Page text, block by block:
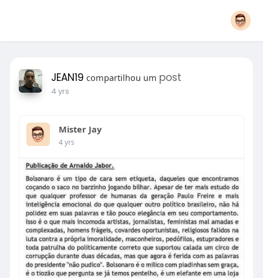
JEAN19 compartilhou um post
4 yrs
Mister Jay
4 yrs